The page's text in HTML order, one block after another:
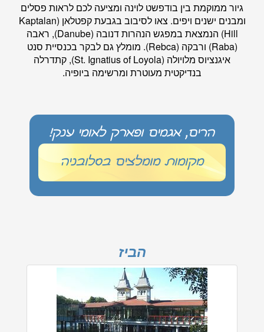
גיור ממוקמת בין בודפשט לוינה ומציעה לכם לראות פסלים
ומבנים ישנים ויפים. צאו לסיבוב בגבעת קפטלאן (Kaptalan
Hill) הנמצאת במפגש הנהרות דנובה (Danube), ראבה
(Raba) ורבקה (Rebca). מומלץ גם לבקר בכנסיית סנט
איגנציוס מלויולה (St. Ignatius of Loyola), קתדרלה
בנדיקטית מעוטרת ומרשימה ביופיה.
הרים, אגמים ופארק לאומי ענק!
מקומות מומלצים בסלובניה
הביז